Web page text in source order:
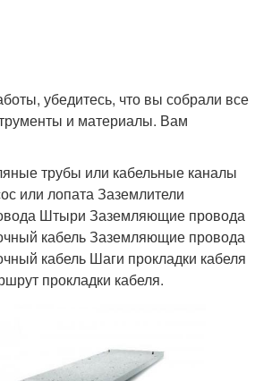
убедитесь, что вы собрали все
и материалы. Вам
трубы или кабельные каналы
или лопата Заземлители
Штыри Заземляющие провода
кабель Заземляющие провода
кабель Шаги прокладки кабеля
прокладки кабеля.